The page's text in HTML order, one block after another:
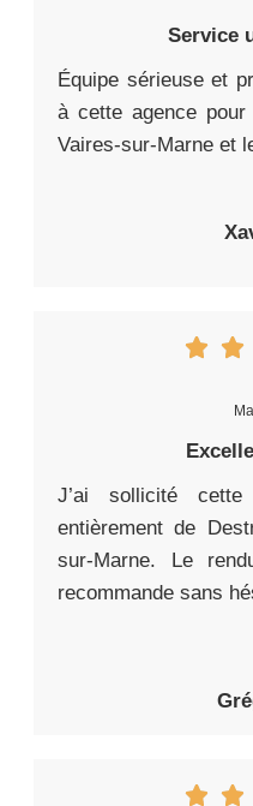
Service
Équipe sérieuse et
à cette agence
Vaires-sur-Marne et
J’ai sollicité
entièrement de
sur-Marne. Le
recommande sans